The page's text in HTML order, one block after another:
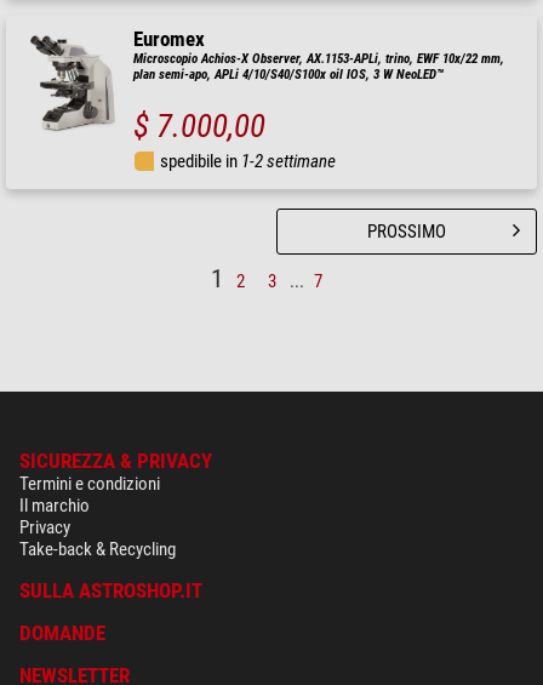
Euromex
Microscopio Achios-X Observer, AX.1153-APLi, trino, EWF 10x/22 mm,
plan semi-apo, APLi 4/10/S40/S100x oil IOS, 3 W NeoLED™
$ 7.000,00
spedibile in 1-2 settimane
1 2 3 ... 7
PROSSIMO
SICUREZZA & PRIVACY
Termini e condizioni
Il marchio
Privacy
Take-back & Recycling
SULLA ASTROSHOP.IT
DOMANDE
NEWSLETTER